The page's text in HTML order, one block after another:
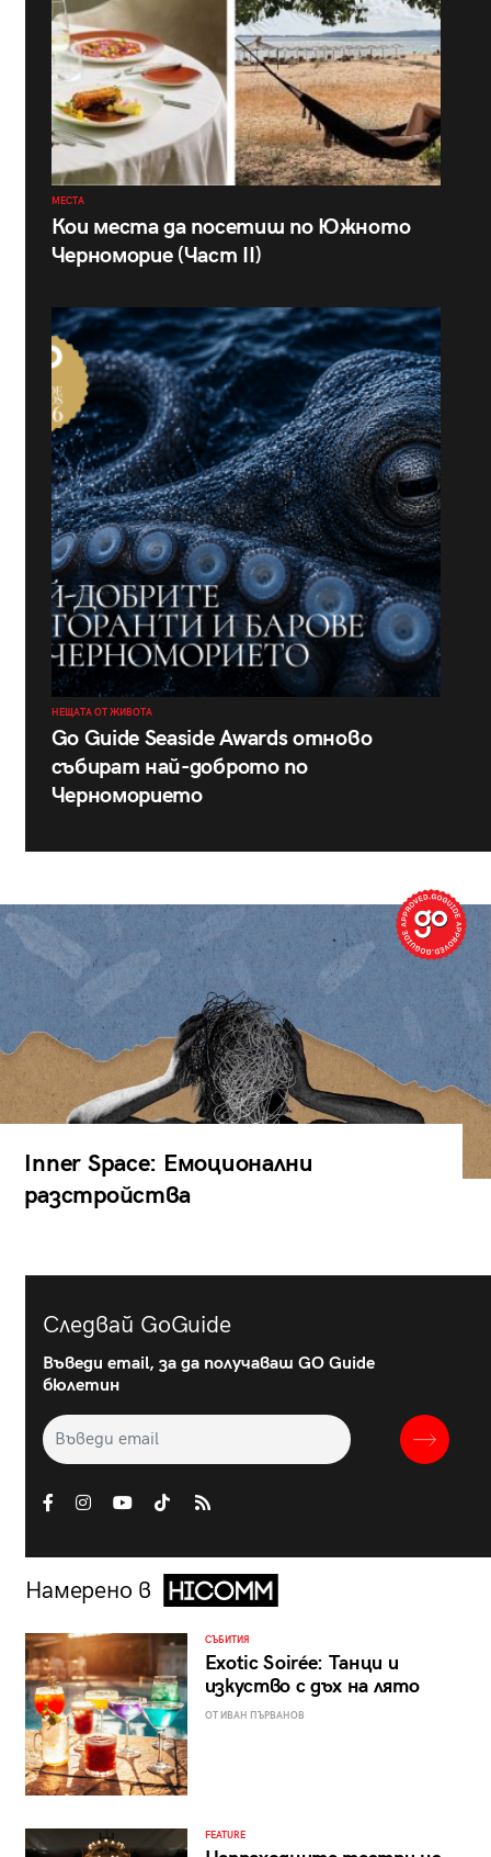
МЕСТА
Кои места да посетиш по Южното
Черноморие (Част II)
НЕЩАТА ОТ ЖИВОТА
Go Guide Seaside Awards отново
събират най-доброто по
Черноморието
Inner Space: Емоционални
разстройства
Следвай GoGuide
Въведи email, за да получаваш GO Guide
бюлетин
Намерено в
СЪБИТИЯ
Exotic Soirée: Танци и
изкуство с дъх на лято
ОТ ИВАН ПЪРВАНОВ
FEATURE